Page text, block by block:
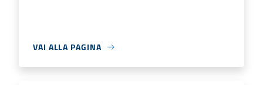
VAI ALLA PAGINA